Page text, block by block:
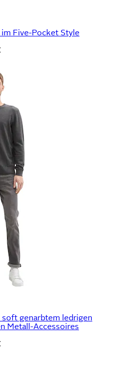
Five-Pocket Style
genarbtem ledrigen
Metall-Accessoires